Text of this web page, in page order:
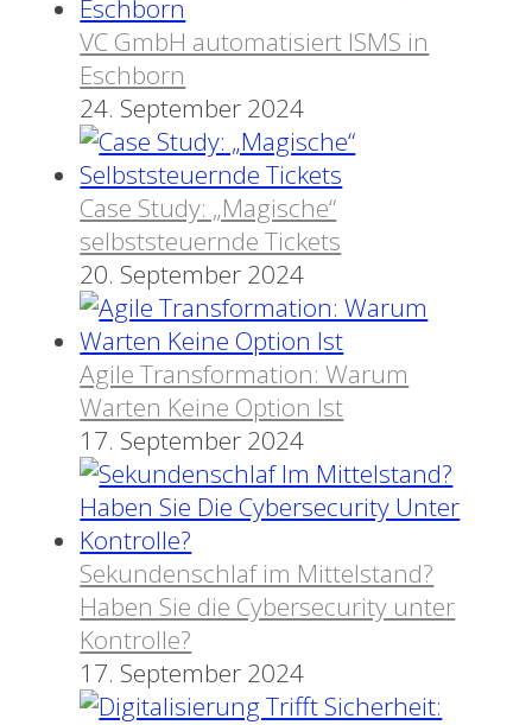
VC GmbH automatisiert ISMS in
Eschborn
24. September 2024
Case Study: „Magische“
selbststeuernde Tickets
20. September 2024
Agile Transformation: Warum
Warten Keine Option Ist
17. September 2024
Sekundenschlaf im Mittelstand?
Haben Sie die Cybersecurity unter
Kontrolle?
17. September 2024